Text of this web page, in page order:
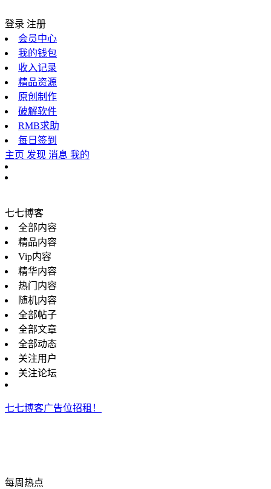
登录 注册
会员中心
我的钱包
收入记录
精品资源
原创制作
破解软件
RMB求助
每日签到
主页 发现 消息 我的
七七博客
全部内容
精品内容
Vip内容
精华内容
热门内容
随机内容
全部帖子
全部文章
全部动态
关注用户
关注论坛
七七博客广告位招租！
每周热点